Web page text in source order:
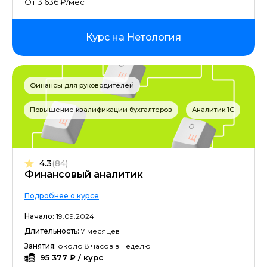
Курс на Нетология
Финансы для руководителей
Повышение квалификации бухгалтеров Аналитик 1С
Финансовый аналитик
4.3(84)
Подробнее о курсе
Начало: 19.09.2024
Длительность: 7 месяцев
Занятия: около 8 часов в неделю
95 377 ₽ / курс